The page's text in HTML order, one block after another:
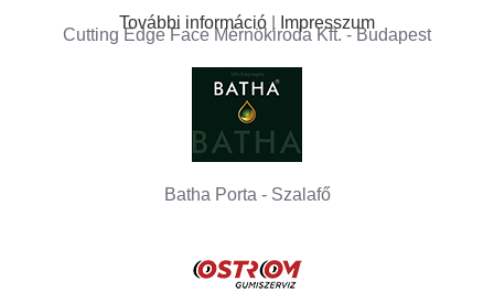
Cutting Edge Face Mérnökiroda Kft. - Budapest
Batha Porta - Szalafő
További információ
Impresszum